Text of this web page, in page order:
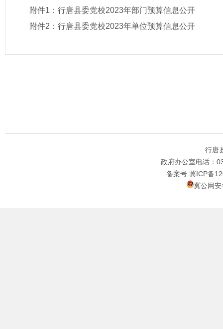
附件1： 行唐县委党校2023年部门预算信息公开
附件2： 行唐县委党校2023年单位预算信息公开